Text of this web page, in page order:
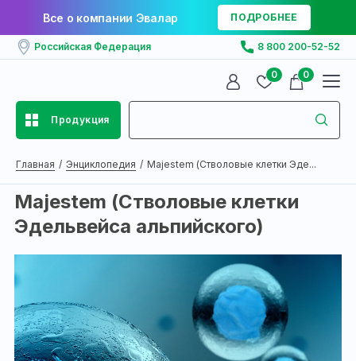
Все о компании Эвалар ПОДРОБНЕЕ
Российская Федерация 8 800 200-52-52
0 0
Продукция
Главная Энциклопедия Majestem (Стволовые клетки Эде...
Majestem (Стволовые клетки
Эдельвейса альпийского)